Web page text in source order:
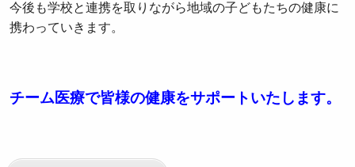
今後も学校と連携を取りながら地域の子どもたちの健康に
携わっていきます。
チーム医療で皆様の健康をサポートいたします。